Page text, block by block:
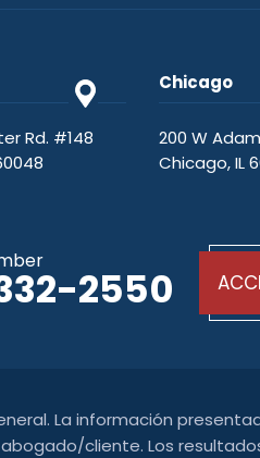
Rd. #148
Chicago
200 W
Chicago, IL
2550
La información
cliente. Los